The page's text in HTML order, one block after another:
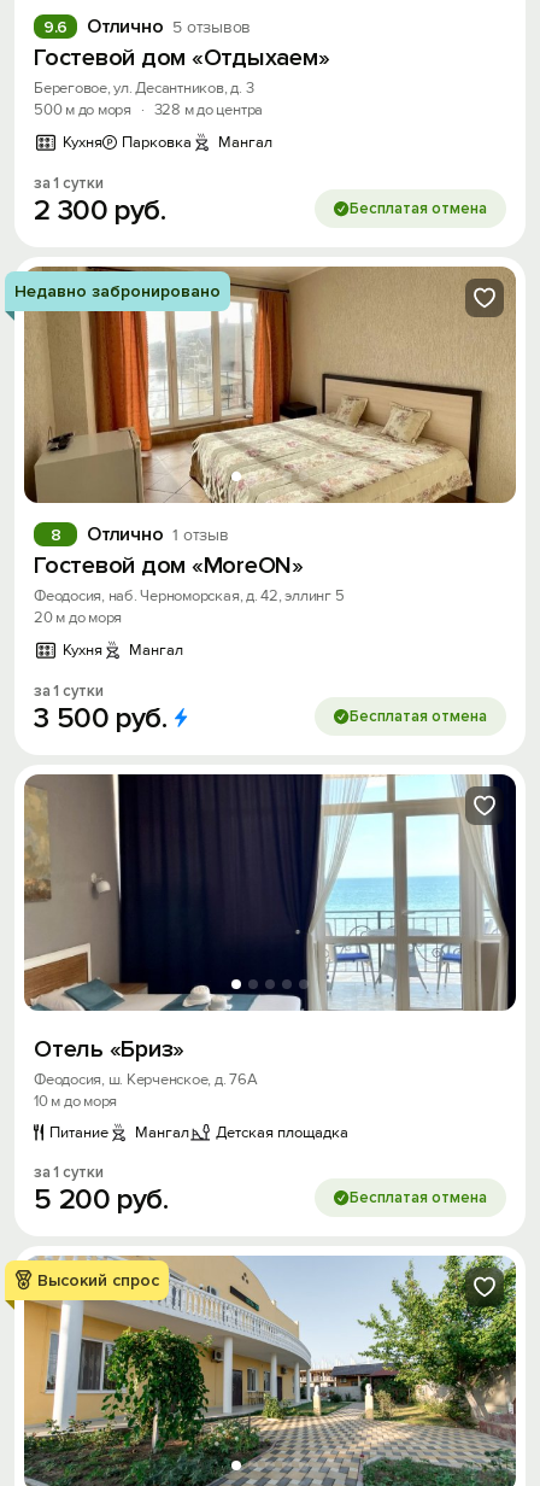
Отлично 5 отзывов
9.6
Гостевой дом «Отдыхаем»
Береговое, ул. Десантников, д. 3
500 м до моря
· 328 м до центра
Кухня
Парковка Мангал
за 1 сутки
2 300 руб. Бесплатая отмена
Недавно забронировано
Отлично 1 отзыв
8
Гостевой дом «MoreON»
Феодосия, наб. Черноморская, д. 42, эллинг 5
20 м до моря
Кухня
Мангал
за 1 сутки
3 500 руб. Бесплатая отмена
Отель «Бриз»
Феодосия, ш. Керченское, д. 76А
10 м до моря
Питание
Мангал Детская площадка
за 1 сутки
5 200 руб. Бесплатая отмена
Высокий спрос